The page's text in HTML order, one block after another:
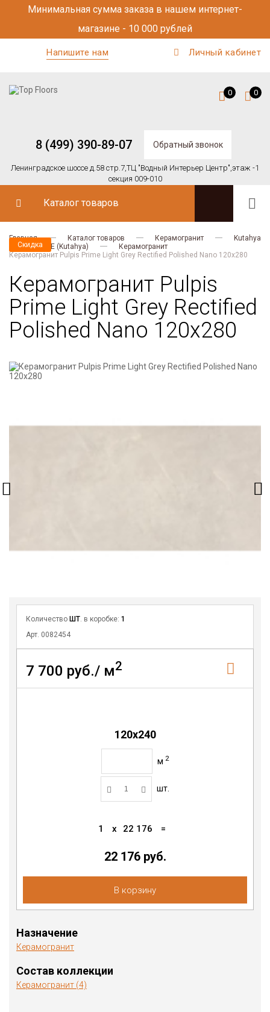
Минимальная сумма заказа в нашем интернет-
магазине - 10 000 рублей
Напишите нам Личный кабинет
8 (499) 390-89-07 Обратный звонок
Ленинградское шоссе д.58 стр.7,ТЦ "Водный Интерьер Центр",этаж -1
секция 009-010
0 0
Каталог товаров
Главная Каталог товаров Керамогранит
Kutahya
PULPIS PRIME (Kutahya)
Керамогранит
Керамогранит Pulpis Prime Light Grey Rectified Polished Nano 120х280
Керамогранит Pulpis
Prime Light Grey Rectified
Polished Nano 120х280
Скидка
Количество ШТ . в коробке: 1
Арт. 0082454
7 700 руб./ м2
120x240
м 2
шт.
1 x 22 176 =
22 176 руб.
В корзину
Назначение
Керамогранит
Состав коллекции
Керамогранит (4)